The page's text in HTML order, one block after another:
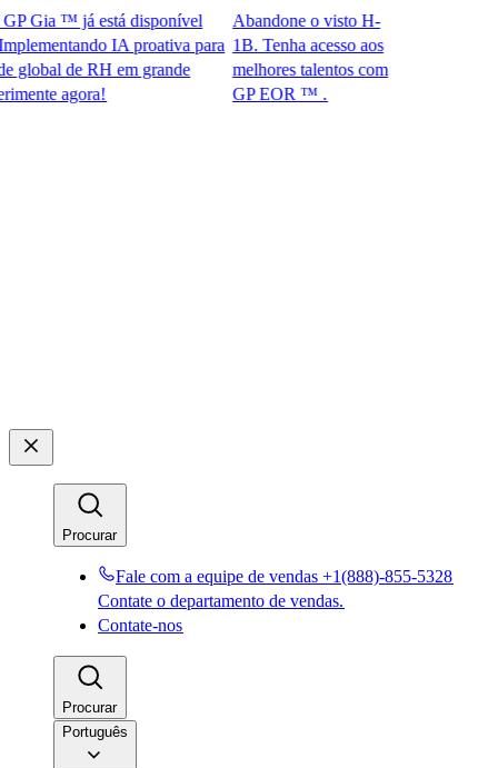
™ já está disponível
IA proativa para
de RH em grande
agora!​​
Abandone o visto H-
1B. Tenha acesso aos
melhores talentos com
GP EOR ™ .​​
Procurar​​
Fale com a equipe de vendas +1(888)-855-5328​​
Contate o departamento de vendas.​​
Contate-nos​​
Procurar​​
Português